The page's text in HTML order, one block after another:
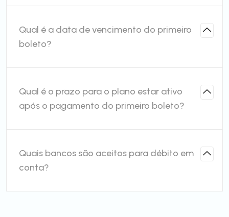
Qual é a data de vencimento do primeiro
boleto?
Qual é o prazo para o plano estar ativo
após o pagamento do primeiro boleto?
Quais bancos são aceitos para débito em
conta?